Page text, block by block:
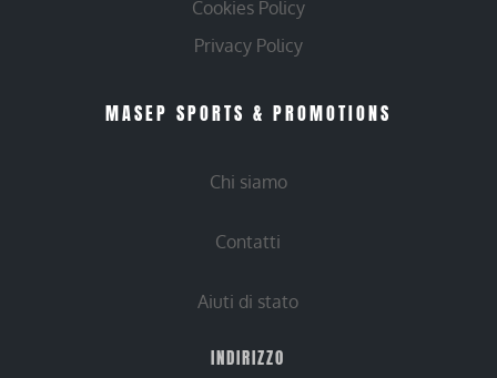
Cookies Policy
Privacy Policy
MASEP SPORTS & PROMOTIONS
Chi siamo
Contatti
Aiuti di stato
INDIRIZZO